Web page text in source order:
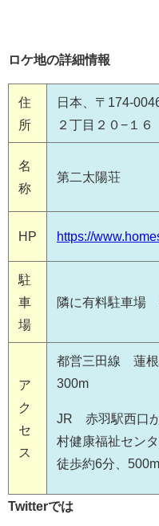
ロケ地の詳細情報
住
所
日本、〒174-
２丁目２０−１６
名
称
第二太陽荘
HP https://
駐
車
場
隣に有料駐車場
ア
ク
セ
ス
都営三田線 蓮根
300m
JR 赤羽駅西口
村健康福祉セン
徒歩約6分、500m
Twitterでは